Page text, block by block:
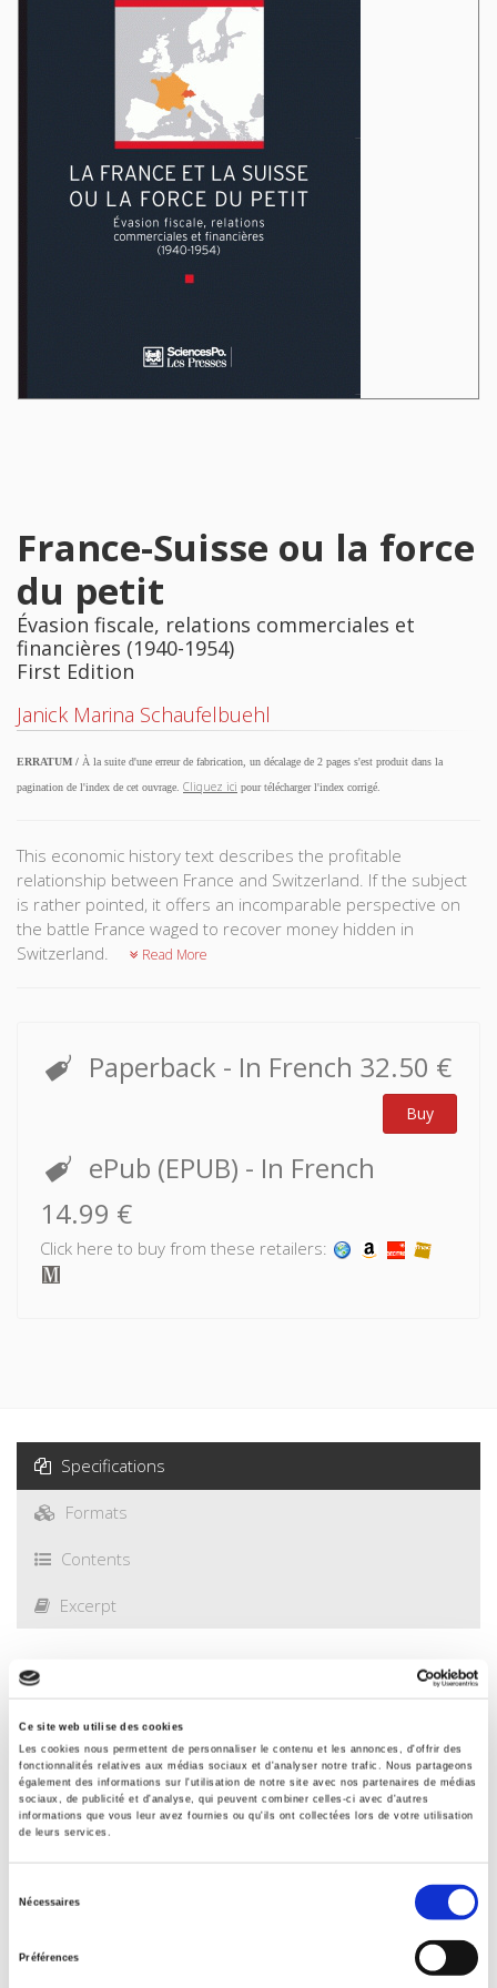
Ce site web utilise des cookies
Les cookies nous permettent de personnaliser le contenu et les annonces, d'offrir des
fonctionnalités relatives aux médias sociaux et d'analyser notre trafic. Nous partageons
également des informations sur l'utilisation de notre site avec nos partenaires de médias
sociaux, de publicité et d'analyse, qui peuvent combiner celles-ci avec d'autres
informations que vous leur avez fournies ou qu'ils ont collectées lors de votre utilisation
de leurs services.
Nécessaires
Préférences
France-Suisse ou la force
du petit
Évasion fiscale, relations commerciales et
financières (1940-1954)
First Edition
Janick Marina Schaufelbuehl
ERRATUM / À la suite d'une erreur de fabrication, un décalage de 2 pages s'est produit dans la
pagination de l'index de cet ouvrage. Cliquez ici pour télécharger l'index corrigé.
This economic history text describes the profitable
relationship between France and Switzerland. If the subject
is rather pointed, it offers an incomparable perspective on
the battle France waged to recover money hidden in
Switzerland.
Read More
Paperback - In French 32.50 €
Buy
ePub (EPUB) - In French
14.99 €
Click here to buy from these retailers:
Specifications
Formats
Contents
Excerpt
Specifications
Publisher
Presses de Sciences Po
Author
Janick Marina Schaufelbuehl
Collection